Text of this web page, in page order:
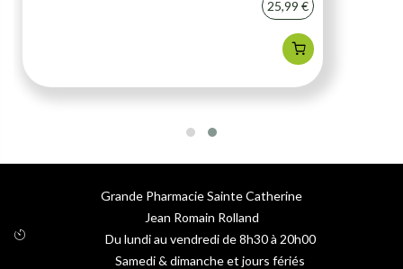
25,99 €
Grande Pharmacie Sainte Catherine
Jean Romain Rolland
Du lundi au vendredi de 8h30 à 20h00
Samedi & dimanche et jours fériés